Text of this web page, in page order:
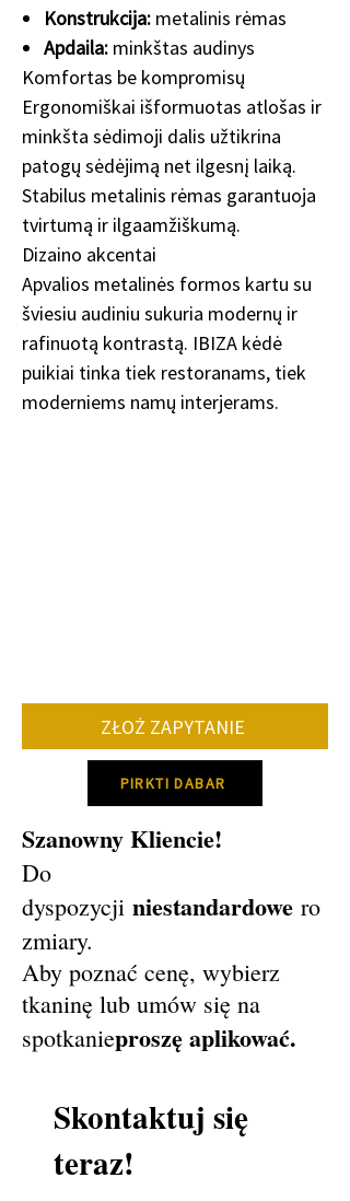
Konstrukcija: metalinis rėmas
Apdaila: minkštas audinys
Komfortas be kompromisų
Ergonomiškai išformuotas atlošas ir
minkšta sėdimoji dalis užtikrina
patogų sėdėjimą net ilgesnį laiką.
Stabilus metalinis rėmas garantuoja
tvirtumą ir ilgaamžiškumą.
Dizaino akcentai
Apvalios metalinės formos kartu su
šviesiu audiniu sukuria modernų ir
rafinuotą kontrastą. IBIZA kėdė
puikiai tinka tiek restoranams, tiek
moderniems namų interjerams.
ZŁOŻ ZAPYTANIE
PIRKTI DABAR
Szanowny Kliencie!
Do
dyspozycji niestandardowe ro
zmiary.
Aby poznać cenę, wybierz
tkaninę lub umów się na
spotkanieproszę aplikować.
Skontaktuj się
teraz!